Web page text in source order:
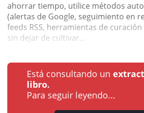
ahorrar tiempo, utilice métodos
(alertas de Google, seguimiento en
feeds RSS, herramientas de
sin dejar de cultivar...
Está consultando un
libro.
Para seguir leyendo...